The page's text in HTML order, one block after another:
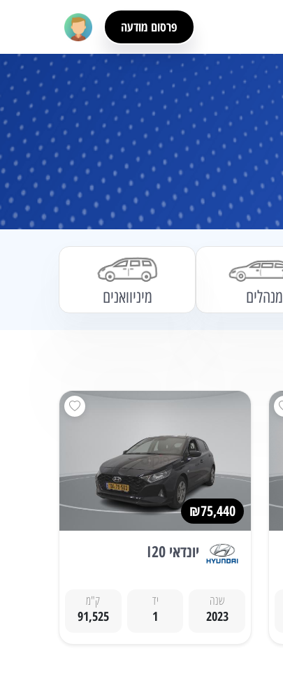
פרסום מודעה
מנהלים מיניוואנים
₪75,440
יונדאי I20
שנה
2023
יד
1
ק"מ
91,525